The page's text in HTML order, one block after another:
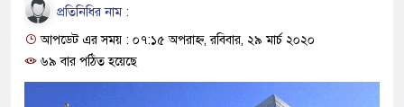
ফ্যাসিবাদবিরোধী আন্দোলনে
মাননীয় প্রধানমন্ত্রী, মন্ত্রীবর্গ ও
প্রতিনিধির নাম :
আপডেট এর সময় : ০৭:১৫ অপরাহ্ন, রবিবার, ২৯ মার্চ ২০২০
৬৯ বার পঠিত হয়েছে